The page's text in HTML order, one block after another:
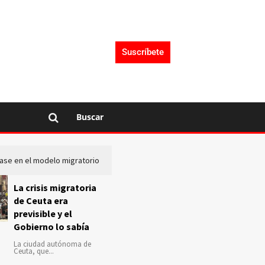
Suscríbete
Buscar
en el modelo migratorio
La crisis migratoria
de Ceuta era
previsible y el
Gobierno lo sabía
La ciudad autónoma de
Ceuta, que...